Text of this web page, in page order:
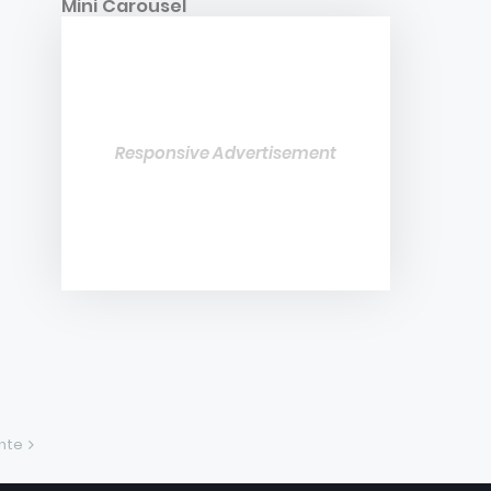
Mini Carousel
Responsive Advertisement